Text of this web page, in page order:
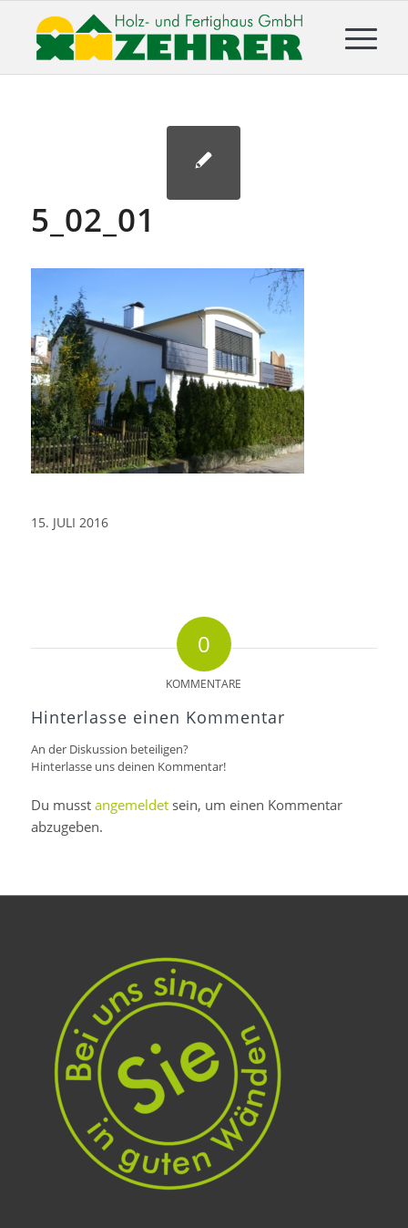
5_02_01
15. JULI 2016
0
KOMMENTARE
Hinterlasse einen Kommentar
An der Diskussion beteiligen?
Hinterlasse uns deinen Kommentar!
Du musst angemeldetsein, um einen Kommentar
abzugeben.